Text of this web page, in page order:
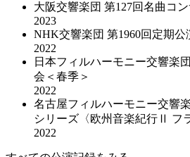
大阪交響楽団 第127回名曲コン
2023
NHK交響楽団 第1960回定期公
2022
日本フィルハーモニー交響楽
会＜春季＞
2022
名古屋フィルハーモニー交響
シリーズ〈欧州音楽紀行Ⅱ フ
2022